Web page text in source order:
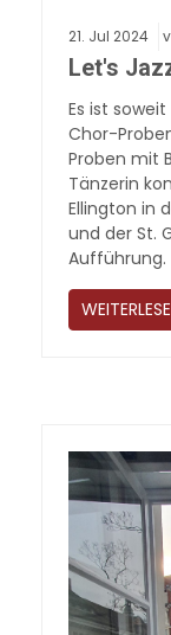
21. Jul 2024
Let's
Es ist
Chor-
Proben mit
Tänzerin
Ellington in
und der St.
Aufführung.